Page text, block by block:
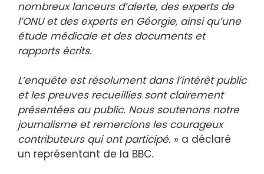
nombreux lanceurs d’alerte, des experts de
l’ONU et des experts en Géorgie, ainsi qu’une
étude médicale et des documents et
rapports écrits.
L’enquête est résolument dans l’intérêt public
et les preuves recueillies sont clairement
présentées au public. Nous soutenons notre
journalisme et remercions les courageux
contributeurs qui ont participé. » a déclaré
un représentant de la BBC.